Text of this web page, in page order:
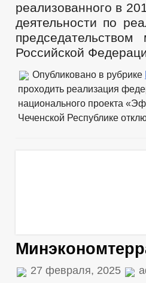
реализованного в
деятельности по
председательством
Российской
Опубликовано в рубрике
проходить реализация
национального проекта
Чеченской Республике
27 февраля, 2025